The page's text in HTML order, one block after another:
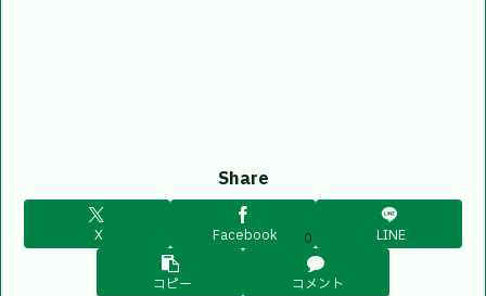
Share
X Facebook 0 LINE
コピー コメント